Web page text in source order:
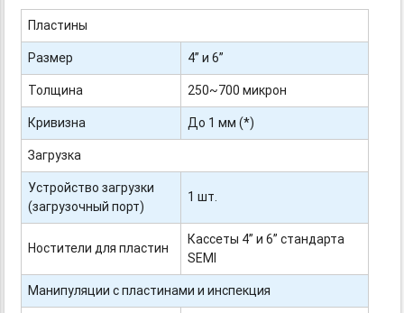
Пластины
Размер
4” и 6”
Толщина
250~700 микрон
Кривизна
До 1 мм (*)
Загрузка
Устройство загрузки
(загрузочный порт)
1 шт.
Ностители для пластин
Кассеты 4” и 6” стандарта
SEMI
Манипуляции с пластинами и инспекция